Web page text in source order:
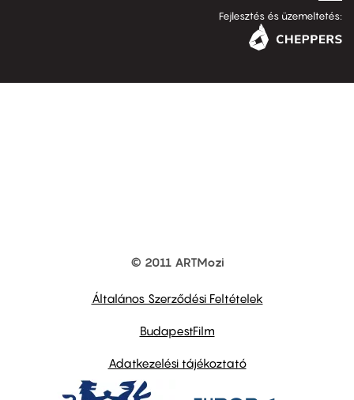
Fejlesztés és üzemeltetés:
© 2011 ARTMozi
Általános Szerződési Feltételek
BudapestFilm
Adatkezelési tájékoztató